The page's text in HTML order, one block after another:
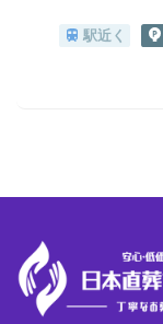
駅近く